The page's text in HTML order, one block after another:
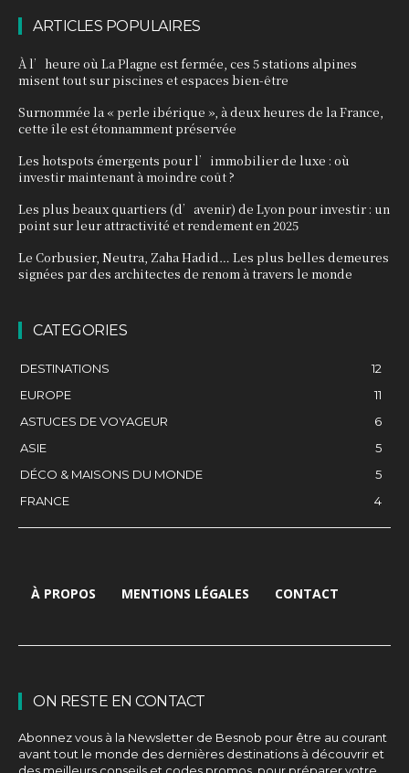
ARTICLES POPULAIRES
À l’heure où La Plagne est fermée, ces 5 stations alpines
misent tout sur piscines et espaces bien-être
Surnommée la « perle ibérique », à deux heures de la France,
cette île est étonnamment préservée
Les hotspots émergents pour l’immobilier de luxe : où
investir maintenant à moindre coût ?
Les plus beaux quartiers (d’avenir) de Lyon pour investir : un
point sur leur attractivité et rendement en 2025
Le Corbusier, Neutra, Zaha Hadid… Les plus belles demeures
signées par des architectes de renom à travers le monde
CATEGORIES
DESTINATIONS
12
EUROPE
11
ASTUCES DE VOYAGEUR
6
ASIE
5
DÉCO & MAISONS DU MONDE
5
FRANCE
4
À PROPOS MENTIONS LÉGALES CONTACT
ON RESTE EN CONTACT
Abonnez vous à la Newsletter de Besnob pour être au courant
avant tout le monde des dernières destinations à découvrir et
des meilleurs conseils et codes promos, pour préparer votre